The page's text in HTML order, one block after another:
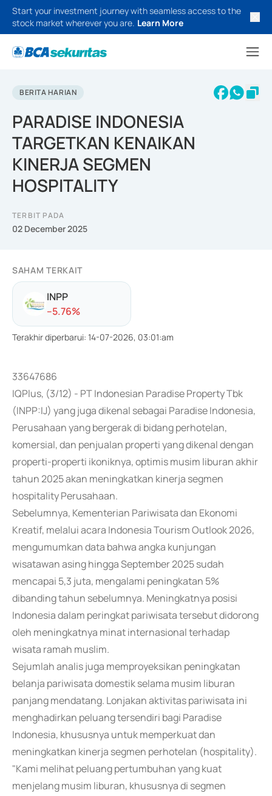
Start your investment journey with seamless access to the
stock market wherever you are. Learn More
BERITA HARIAN
PARADISE INDONESIA
TARGETKAN KENAIKAN
KINERJA SEGMEN
HOSPITALITY
TERBIT PADA
02 December 2025
SAHAM TERKAIT
INPP
--5.76%
Terakhir diperbarui: 14-07-2026, 03:01:am
33647686
IQPlus, (3/12) - PT Indonesian Paradise Property Tbk
(INPP:IJ) yang juga dikenal sebagai Paradise Indonesia,
Perusahaan yang bergerak di bidang perhotelan,
komersial, dan penjualan properti yang dikenal dengan
properti-properti ikoniknya, optimis musim liburan akhir
tahun 2025 akan meningkatkan kinerja segmen
hospitality Perusahaan.
Sebelumnya, Kementerian Pariwisata dan Ekonomi
Kreatif, melalui acara Indonesia Tourism Outlook 2026,
mengumumkan data bahwa angka kunjungan
wisatawan asing hingga September 2025 sudah
mencapai 5,3 juta, mengalami peningkatan 5%
dibanding tahun sebelumnya. Meningkatnya posisi
Indonesia dalam peringkat pariwisata tersebut didorong
oleh meningkatnya minat internasional terhadap
wisata ramah muslim.
Sejumlah analis juga memproyeksikan peningkatan
belanja pariwisata domestik selama musim liburan
panjang mendatang. Lonjakan aktivitas pariwisata ini
menghadirkan peluang tersendiri bagi Paradise
Indonesia, khususnya untuk memperkuat dan
meningkatkan kinerja segmen perhotelan (hospitality).
"Kami melihat peluang pertumbuhan yang kuat
menjelang musim liburan, khususnya di segmen